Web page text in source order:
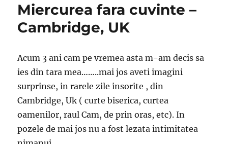
Miercurea fara cuvinte –
Cambridge, UK
Acum 3 ani cam pe vremea asta m-am decis sa
ies din tara mea……..mai jos aveti imagini
surprinse, in rarele zile insorite , din
Cambridge, Uk ( curte biserica, curtea
oamenilor, raul Cam, de prin oras, etc). In
pozele de mai jos nu a fost lezata intimitatea